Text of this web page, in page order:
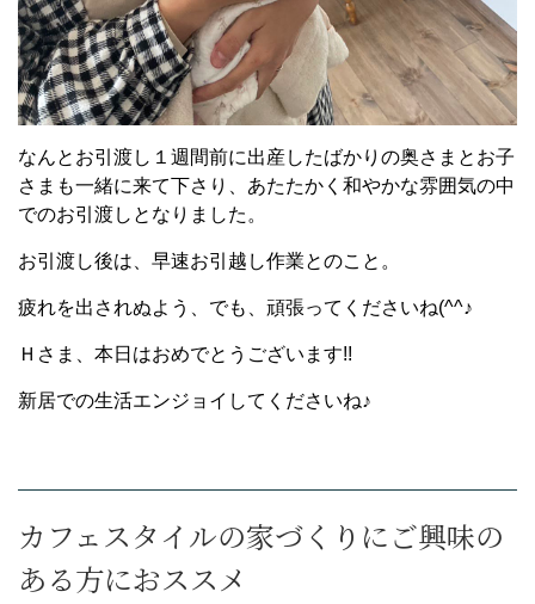
なんとお引渡し１週間前に出産したばかりの奥さまとお子
さまも一緒に来て下さり、あたたかく和やかな雰囲気の中
でのお引渡しとなりました。
お引渡し後は、早速お引越し作業とのこと。
疲れを出されぬよう、でも、頑張ってくださいね(^^♪
Ｈさま、本日はおめでとうございます!!
新居での生活エンジョイしてくださいね♪
カフェスタイルの家づくりにご興味の
ある方におススメ